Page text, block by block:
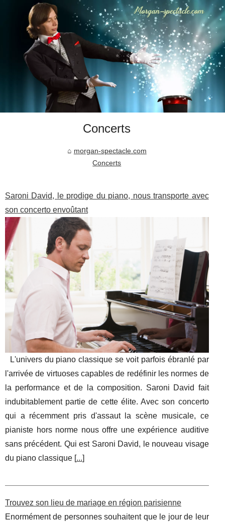
Concerts
morgan-spectacle.com
Concerts
Saroni David, le prodige du piano, nous transporte avec
son concerto envoûtant
L'univers du piano classique se voit parfois ébranlé par
l'arrivée de virtuoses capables de redéfinir les normes de
la performance et de la composition. Saroni David fait
indubitablement partie de cette élite. Avec son concerto
qui a récemment pris d'assaut la scène musicale, ce
pianiste hors norme nous offre une expérience auditive
sans précédent. Qui est Saroni David, le nouveau visage
du piano classique [...]
Trouvez son lieu de mariage en région parisienne
Enormément de personnes souhaitent que le jour de leur